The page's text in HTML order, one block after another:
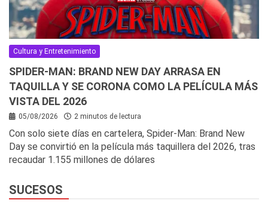
Cultura y Entretenimiento
SPIDER-MAN: BRAND NEW DAY ARRASA EN
TAQUILLA Y SE CORONA COMO LA PELÍCULA MÁS
VISTA DEL 2026
05/08/2026 2 minutos de lectura
Con solo siete días en cartelera, Spider-Man: Brand New
Day se convirtió en la película más taquillera del 2026, tras
recaudar 1.155 millones de dólares
SUCESOS